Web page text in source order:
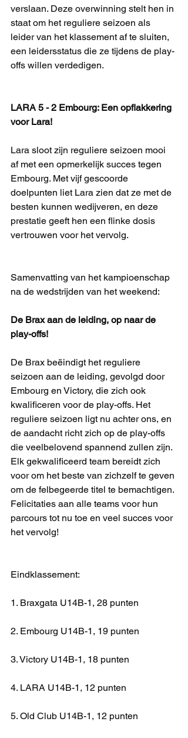
verslaan. Deze overwinning stelt hen in
staat om het reguliere seizoen als
leider van het klassement af te sluiten,
een leidersstatus die ze tijdens de play-
offs willen verdedigen.
LARA 5 - 2 Embourg: Een opflakkering
voor Lara!
Lara sloot zijn reguliere seizoen mooi
af met een opmerkelijk succes tegen
Embourg. Met vijf gescoorde
doelpunten liet Lara zien dat ze met de
besten kunnen wedijveren, en deze
prestatie geeft hen een flinke dosis
vertrouwen voor het vervolg.
Samenvatting van het kampioenschap
na de wedstrijden van het weekend:
De Brax aan de leiding, op naar de
play-offs!
De Brax beëindigt het reguliere
seizoen aan de leiding, gevolgd door
Embourg en Victory, die zich ook
kwalificeren voor de play-offs. Het
reguliere seizoen ligt nu achter ons, en
de aandacht richt zich op de play-offs
die veelbelovend spannend zullen zijn.
Elk gekwalificeerd team bereidt zich
voor om het beste van zichzelf te geven
om de felbegeerde titel te bemachtigen.
Felicitaties aan alle teams voor hun
parcours tot nu toe en veel succes voor
het vervolg!
Eindklassement:
1. Braxgata U14B-1, 28 punten
2. Embourg U14B-1, 19 punten
3. Victory U14B-1, 18 punten
4. LARA U14B-1, 12 punten
5. Old Club U14B-1, 12 punten